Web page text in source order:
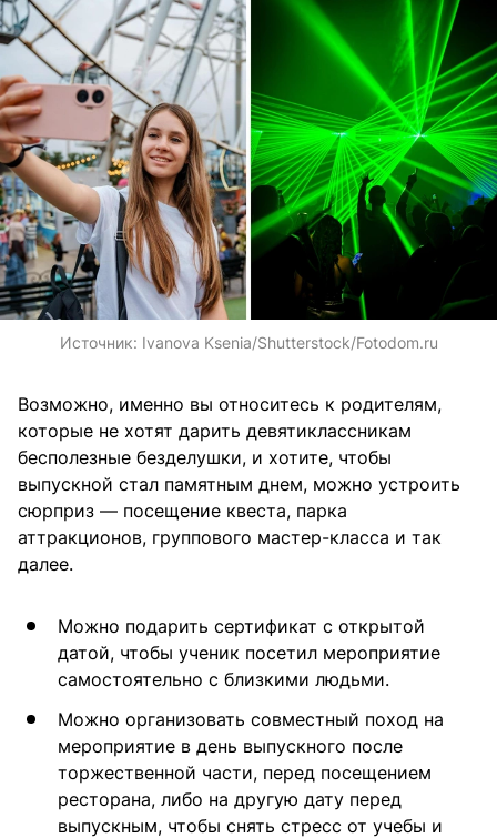
Источник: Ivanova Ksenia/Shutterstock/Fotodom.ru
Возможно, именно вы относитесь к родителям,
которые не хотят дарить девятиклассникам
бесполезные безделушки, и хотите, чтобы
выпускной стал памятным днем, можно устроить
сюрприз — посещение квеста, парка
аттракционов, группового мастер-класса и так
далее.
Можно подарить сертификат с открытой
датой, чтобы ученик посетил мероприятие
самостоятельно с близкими людьми.
Можно организовать совместный поход на
мероприятие в день выпускного после
торжественной части, перед посещением
ресторана, либо на другую дату перед
выпускным, чтобы снять стресс от учебы и